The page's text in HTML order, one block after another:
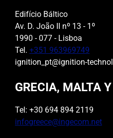
Edifício Báltico
Av. D. João II nº 13 - 1º
1990 - 077 - Lisboa
Tel. +351 963969749
ignition_pt@ignition-
GRECIA, MALTA
Tel: +30 694 894 2119
infogreece@ingecom.net